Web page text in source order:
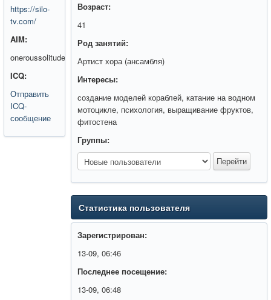
https://silo-
tv.com/
AIM:
oneroussolitude
ICQ:
Отправить
ICQ-
сообщение
Возраст:
41
Род занятий:
Артист хора (ансамбля)
Интересы:
создание моделей кораблей, катание на водном
мотоцикле, психология, выращивание фруктов,
фитостена
Группы:
Статистика пользователя
Зарегистрирован:
13-09, 06:46
Последнее посещение:
13-09, 06:48